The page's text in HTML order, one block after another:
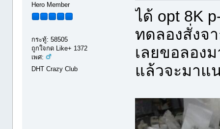
Hero Member
กระทู้: 58505
ถูกใจกด Like+ 1372
เพศ:
DHT Crazy Club
ได้ opt 8K
ทดลองสั่งจ
เลยขอลอง
แล้วจะมาแ